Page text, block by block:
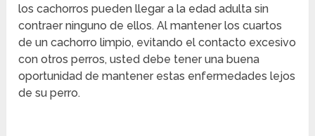
los cachorros pueden llegar a la edad adulta sin
contraer ninguno de ellos. Al mantener los cuartos
de un cachorro limpio, evitando el contacto excesivo
con otros perros, usted debe tener una buena
oportunidad de mantener estas enfermedades lejos
de su perro.